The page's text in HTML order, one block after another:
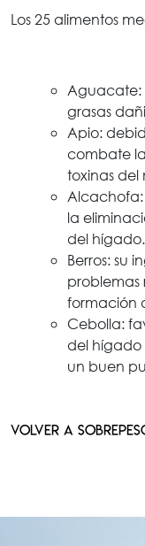
Los 25 alimentos
Aguacate:
grasas
Apio:
combate
toxinas del
la
del hígado.
Berros: su
problemas
formación
Cebolla:
del hígado
un buen
VOLVER A